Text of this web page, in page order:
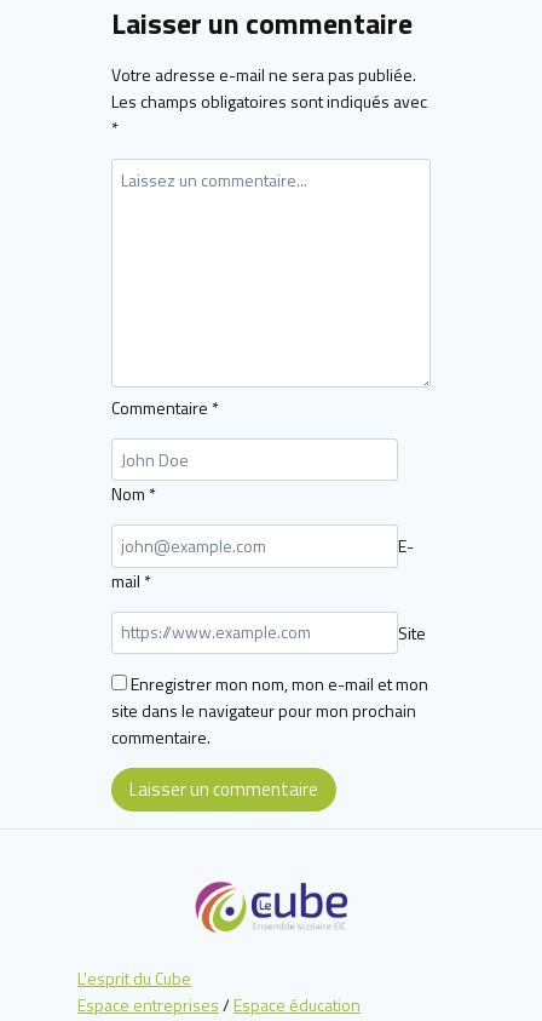
Laisser un commentaire
Votre adresse e-mail ne sera pas publiée.
Les champs obligatoires sont indiqués avec
*
Commentaire *
Nom *
E-
mail *
Site
Enregistrer mon nom, mon e-mail et mon
site dans le navigateur pour mon prochain
commentaire.
L'esprit du Cube
Espace entreprises/Espace éducation